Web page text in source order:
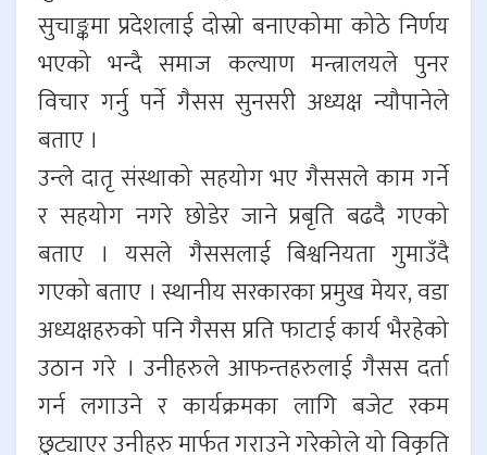
सुचाङ्कमा प्रदेशलाई दोस्रो बनाएकोमा कोठे निर्णय
भएको भन्दै समाज कल्याण मन्त्रालयले पुनर
विचार गर्नु पर्ने गैसस सुनसरी अध्यक्ष न्यौपानेले
बताए ।
उन्ले दातृ संस्थाको सहयोग भए गैससले काम गर्ने
र सहयोग नगरे छोडेर जाने प्रबृति बढदै गएको
बताए । यसले गैससलाई बिश्वनियता गुमाउँदै
गएको बताए । स्थानीय सरकारका प्रमुख मेयर, वडा
अध्यक्षहरुको पनि गैसस प्रति फाटाई कार्य भैरहेको
उठान गरे । उनीहरुले आफन्तहरुलाई गैसस दर्ता
गर्न लगाउने र कार्यक्रमका लागि बजेट रकम
छुट्याएर उनीहरु मार्फत गराउने गरेकोले यो विकृति